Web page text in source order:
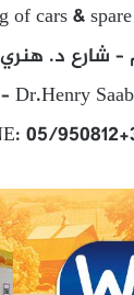
cars &
شارع د.
Dr.Henry
05/